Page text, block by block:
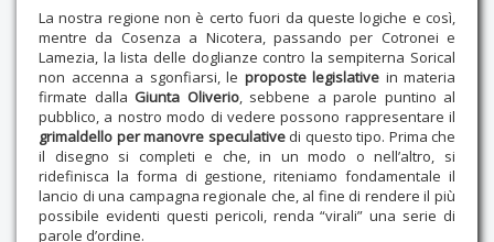
La nostra regione non è certo fuori da queste logiche e così,
mentre da Cosenza a Nicotera, passando per Cotronei e
Lamezia, la lista delle doglianze contro la sempiterna Sorical
non accenna a sgonfiarsi, le proposte legislative in materia
firmate dalla Giunta Oliverio, sebbene a parole puntino al
pubblico, a nostro modo di vedere possono rappresentare il
grimaldello per manovre speculative di questo tipo. Prima che
il disegno si completi e che, in un modo o nell’altro, si
ridefinisca la forma di gestione, riteniamo fondamentale il
lancio di una campagna regionale che, al fine di rendere il più
possibile evidenti questi pericoli, renda “virali” una serie di
parole d’ordine.